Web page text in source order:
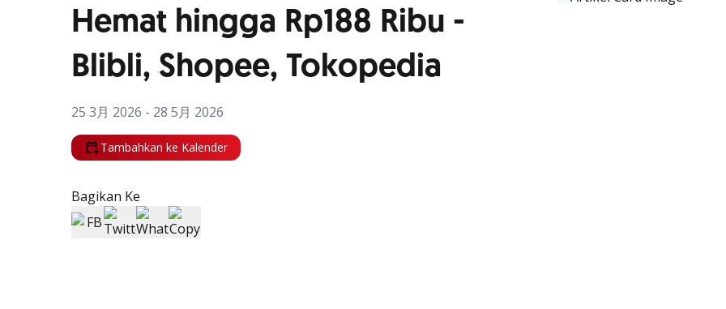
Hemat hingga Rp188 Ribu -
Blibli, Shopee, Tokopedia
25 3月 2026 - 28 5月 2026
Tambahkan ke Kalender
Bagikan Ke